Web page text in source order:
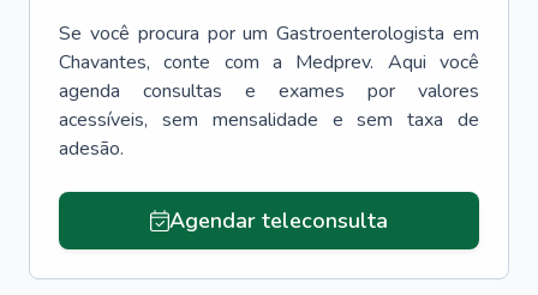
Se você procura por um Gastroenterologista em
Chavantes, conte com a Medprev. Aqui você
agenda consultas e exames por valores
acessíveis, sem mensalidade e sem taxa de
adesão.
Agendar teleconsulta